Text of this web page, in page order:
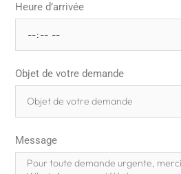
Heure d’arrivée
Objet de votre demande
Message